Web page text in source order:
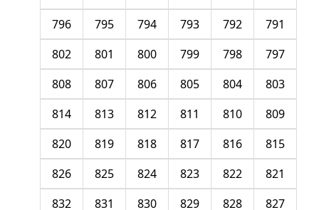
791
792
793
794
795
796
797
798
799
800
801
802
803
804
805
806
807
808
809
810
811
812
813
814
815
816
817
818
819
820
821
822
823
824
825
826
827
828
829
830
831
832